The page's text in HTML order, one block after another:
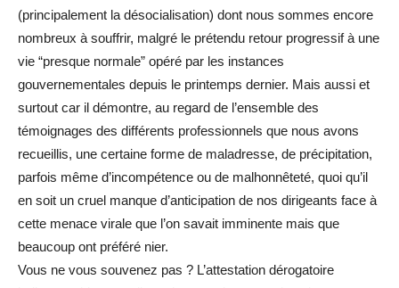
(principalement la désocialisation) dont nous sommes encore
nombreux à souffrir, malgré le prétendu retour progressif à une
vie “presque normale” opéré par les instances
gouvernementales depuis le printemps dernier. Mais aussi et
surtout car il démontre, au regard de l’ensemble des
témoignages des différents professionnels que nous avons
recueillis, une certaine forme de maladresse, de précipitation,
parfois même d’incompétence ou de malhonnêteté, quoi qu’il
en soit un cruel manque d’anticipation de nos dirigeants face à
cette menace virale que l’on savait imminente mais que
beaucoup ont préféré nier.
Vous ne vous souvenez pas ? L’attestation dérogatoire